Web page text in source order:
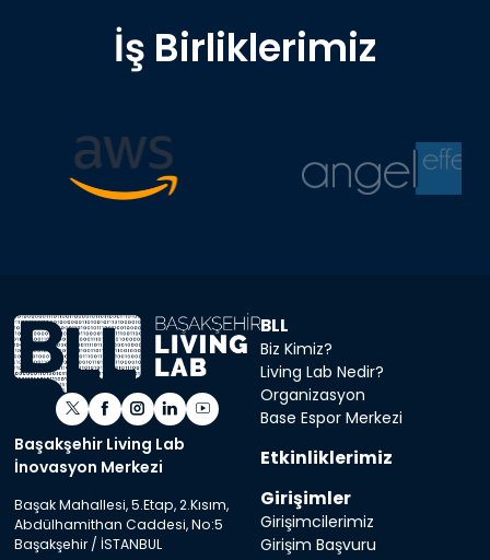
İş Birliklerimiz
BLL
Biz Kimiz?
Living Lab Nedir?
Organizasyon
Base Espor Merkezi
Etkinliklerimiz
Girişimler
Girişimcilerimiz
Girişim Başvuru
Başakşehir Living Lab
İnovasyon Merkezi
Başak Mahallesi, 5.Etap, 2.Kısım,
Abdülhamithan Caddesi, No:5
Başakşehir / İSTANBUL